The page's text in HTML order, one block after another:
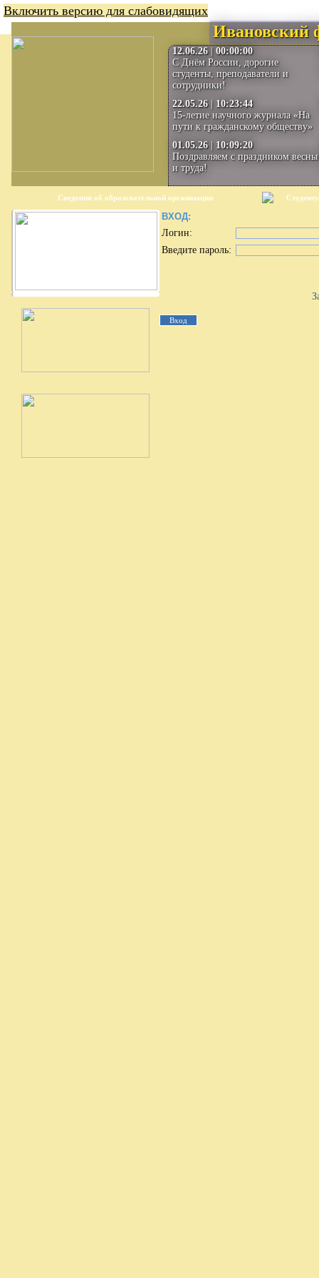
Включить версию для слабовидящих
Ивановский
12.06.26| 00:00:00
С Днём России, дорогие
студенты, преподаватели и
сотрудники!
22.05.26| 10:23:44
15-летие научного журнала «На
пути к гражданскому обществу»
01.05.26| 10:09:20
Поздравляем с праздником весны
и труда!
Сведения об образовательной организации Студенту
ВХОД:
Логин:
Введите пароль: